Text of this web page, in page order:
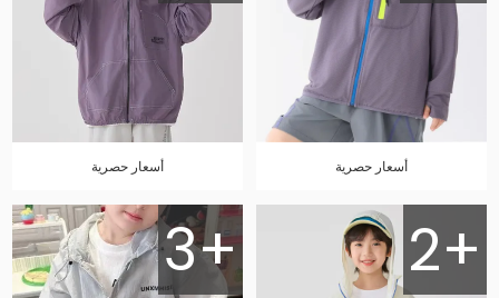
أسعار حصرية أسعار حصرية
2+
3+